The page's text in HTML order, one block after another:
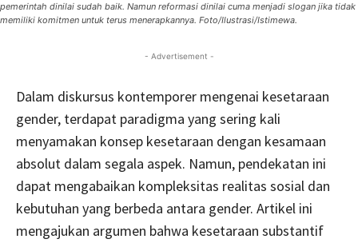
pemerintah dinilai sudah baik. Namun reformasi dinilai cuma menjadi slogan jika tidak
memiliki komitmen untuk terus menerapkannya. Foto/Ilustrasi/Istimewa.
- Advertisement -
Dalam diskursus kontemporer mengenai kesetaraan
gender, terdapat paradigma yang sering kali
menyamakan konsep kesetaraan dengan kesamaan
absolut dalam segala aspek. Namun, pendekatan ini
dapat mengabaikan kompleksitas realitas sosial dan
kebutuhan yang berbeda antara gender. Artikel ini
mengajukan argumen bahwa kesetaraan substantif